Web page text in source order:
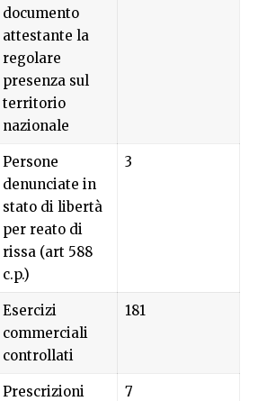
documento
attestante la
regolare
presenza sul
territorio
nazionale
Persone
denunciate in
stato di libertà
per reato di
rissa (art 588
c.p.)
3
Esercizi
commerciali
controllati
181
Prescrizioni
7